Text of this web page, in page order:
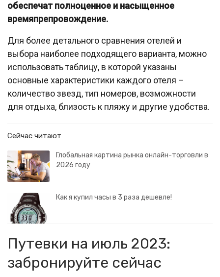
обеспечат полноценное и насыщенное
времяпрепровождение.
Для более детального сравнения отелей и
выбора наиболее подходящего варианта, можно
использовать таблицу, в которой указаны
основные характеристики каждого отеля –
количество звезд, тип номеров, возможности
для отдыха, близость к пляжу и другие удобства.
Сейчас читают
Глобальная картина рынка онлайн-торговли в
2026 году
Как я купил часы в 3 раза дешевле!
Путевки на июль 2023:
забронируйте сейчас